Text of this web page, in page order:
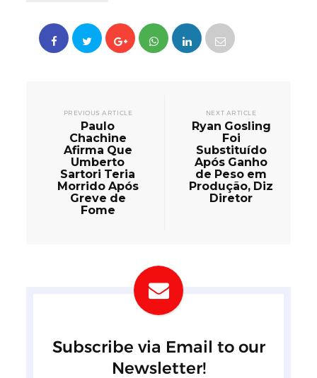
PREVIOUS ARTICLE
Paulo
Chachine
Afirma Que
Umberto
Sartori Teria
Morrido Após
Greve de
Fome
NEXT ARTICLE
Ryan Gosling
Foi
Substituído
Após Ganho
de Peso em
Produção, Diz
Diretor
Subscribe via Email to our
Newsletter!